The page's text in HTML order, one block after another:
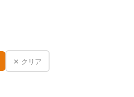
✕ クリア